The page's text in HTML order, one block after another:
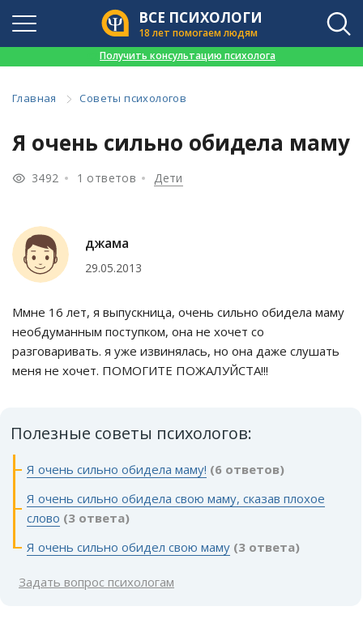
ВСЕ ПСИХОЛОГИ
18 лет помогаем людям
Получить консультацию психолога
Главная Советы психологов
Я очень сильно обидела маму
3492 1 ответов Дети
джама
29.05.2013
Ммне 16 лет, я выпускница, очень сильно обидела маму
необдуманным поступком, она не хочет со
разговаривать. я уже извинялась, но она даже слушать
меня не хочет. ПОМОГИТЕ ПОЖАЛУЙСТА!!!
Полезные советы психологов:
Я очень сильно обидела маму! (6 ответов)
Я очень сильно обидела свою маму, сказав плохое
слово (3 ответа)
Я очень сильно обидел свою маму (3 ответа)
Задать вопрос психологам